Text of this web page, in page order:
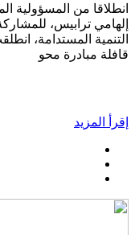
انطلاقا من المسؤولية
إلهامي ترابيس،
قافلة مبادرة محو
إقرأ المزيد